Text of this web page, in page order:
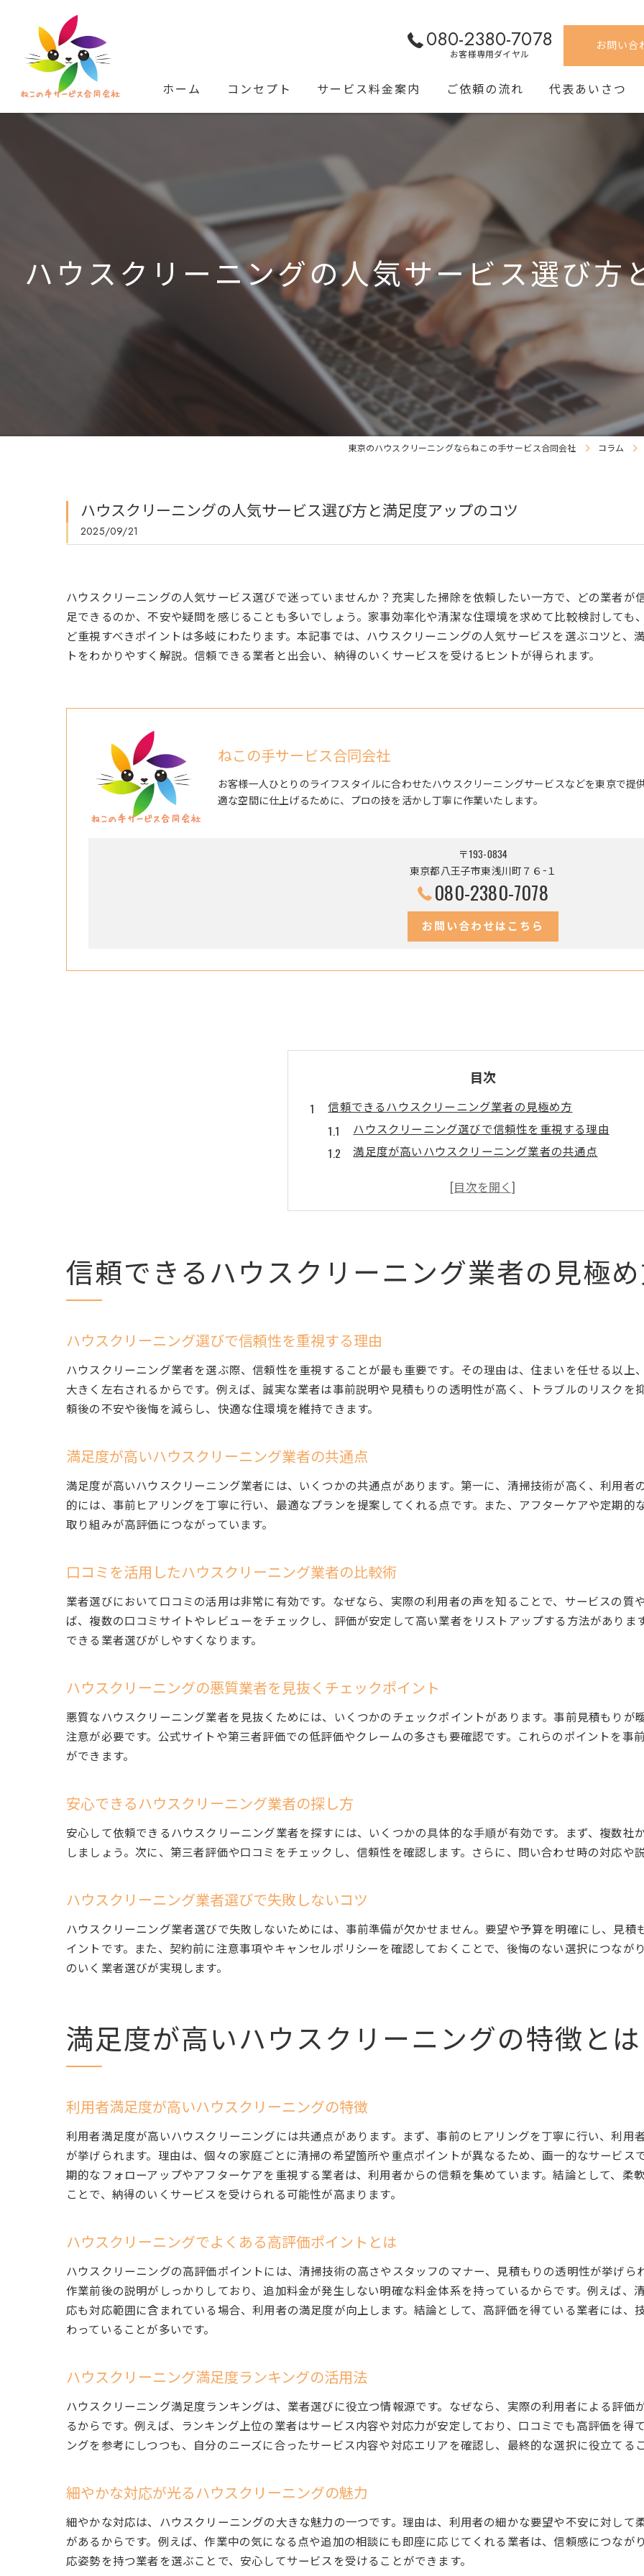
080-2380-7078
お客様専用ダイヤル
お問い合
ホーム コンセプト サービス料金案内 ご依頼の流れ 代表あいさつ
ハウスクリーニングの人気サービス選び方
東京のハウスクリーニングならねこの手サービス合同会社 コラム
ハウスクリーニングの人気サービス選び方と満足度アップのコツ
2025/09/21
ハウスクリーニングの人気サービス選びで迷っていませんか？充実した掃除を依頼したい一方で、どの業者
足できるのか、不安や疑問を感じることも多いでしょう。家事効率化や清潔な住環境を求めて比較検討して
ど重視すべきポイントは多岐にわたります。本記事では、ハウスクリーニングの人気サービスを選ぶコツと、
トをわかりやすく解説。信頼できる業者と出会い、納得のいくサービスを受けるヒントが得られます。
ねこの手サービス合同会社
お客様一人ひとりのライフスタイルに合わせたハウスクリーニングサービスなどを東京で
適な空間に仕上げるために、プロの技を活かし丁寧に作業いたします。
〒193-0834
東京都八王子市東浅川町７６−１
080-2380-7078
お問い合わせはこちら
目次
信頼できるハウスクリーニング業者の見極め方
ハウスクリーニング選びで信頼性を重視する理由
満足度が高いハウスクリーニング業者の共通点
ハウスクリーニングの悪質業者を見抜くチェックポイ
満足度が高いハウスクリーニングの特徴とは
利用者満足度が高いハウスクリーニングの特徴
細やかな対応が光るハウスクリーニングの魅力
ハウスクリーニングで得られる安心感と利便性
満足度アップに欠かせないサポート体制
評判重視で選ぶハウスクリーニングのコツ
口コミランキングを参考にしたハウスクリーニング選び
ハウスクリーニングの実際の利用者レビュー活用法
お掃除業者ランキングで比較するポイント
ハウスクリーニング業者一覧と選び方ガイド
ハウスクリーニング業者一覧で比較検討するコツ
業者の特徴から見るハウスクリーニングの選び方
納得できるハウスクリーニング業者選定の流れ
ハウスクリーニング選びで満足度を高める秘訣
コスパ重視のハウスクリーニング依頼ポイント
コスパの良いハウスクリーニング業者の見極め方
ハウスクリーニング満足度ランキングの見方
ランキング上位のハウスクリーニング業者の傾向
お掃除業者ランキングを依頼先選びに活かす方法
トラブル回避に役立つハウスクリーニング知識
契約前に確認したいハウスクリーニングの注意点
損害保険の有無で安心できるハウスクリーニング
ハウスクリーニング依頼時のトラブル防止策
安心して任せるためのハウスクリーニング知識
後悔しないハウスクリーニングサービス選び
ハウスクリーニングで満足するための事前準備
失敗しないためのハウスクリーニング比較方法
ハウスクリーニング満足度アップのコツとは
納得できるハウスクリーニング選びの流れ
信頼できるハウスクリーニング業者の見極
ハウスクリーニング選びで信頼性を重視する理由
ハウスクリーニング業者を選ぶ際、信頼性を重視することが最も重要です。その理由は、住まいを任せる以
大きく左右されるからです。例えば、誠実な業者は事前説明や見積もりの透明性が高く、トラブルのリスクを
頼後の不安や後悔を減らし、快適な住環境を維持できます。
満足度が高いハウスクリーニング業者の共通点
満足度が高いハウスクリーニング業者には、いくつかの共通点があります。第一に、清掃技術が高く、利用者
的には、事前ヒアリングを丁寧に行い、最適なプランを提案してくれる点です。また、アフターケアや定期
取り組みが高評価につながっています。
口コミを活用したハウスクリーニング業者の比較術
業者選びにおいて口コミの活用は非常に有効です。なぜなら、実際の利用者の声を知ることで、サービスの質
ば、複数の口コミサイトやレビューをチェックし、評価が安定して高い業者をリストアップする方法があり
できる業者選びがしやすくなります。
ハウスクリーニングの悪質業者を見抜くチェックポイント
悪質なハウスクリーニング業者を見抜くためには、いくつかのチェックポイントがあります。事前見積もり
注意が必要です。公式サイトや第三者評価での低評価やクレームの多さも要確認です。これらのポイントを事
ができます。
安心できるハウスクリーニング業者の探し方
安心して依頼できるハウスクリーニング業者を探すには、いくつかの具体的な手順が有効です。まず、複数社
しましょう。次に、第三者評価や口コミをチェックし、信頼性を確認します。さらに、問い合わせ時の対応や
ハウスクリーニング業者選びで失敗しないコツ
ハウスクリーニング業者選びで失敗しないためには、事前準備が欠かせません。要望や予算を明確にし、見
イントです。また、契約前に注意事項やキャンセルポリシーを確認しておくことで、後悔のない選択につなが
のいく業者選びが実現します。
満足度が高いハウスクリーニングの特徴とは
利用者満足度が高いハウスクリーニングの特徴
利用者満足度が高いハウスクリーニングには共通点があります。まず、事前のヒアリングを丁寧に行い、利
が挙げられます。理由は、個々の家庭ごとに清掃の希望箇所や重点ポイントが異なるため、画一的なサービス
期的なフォローアップやアフターケアを重視する業者は、利用者からの信頼を集めています。結論として、柔
ことで、納得のいくサービスを受けられる可能性が高まります。
ハウスクリーニングでよくある高評価ポイントとは
ハウスクリーニングの高評価ポイントには、清掃技術の高さやスタッフのマナー、見積もりの透明性が挙げ
作業前後の説明がしっかりしており、追加料金が発生しない明確な料金体系を持っているからです。例えば、
応も対応範囲に含まれている場合、利用者の満足度が向上します。結論として、高評価を得ている業者には
わっていることが多いです。
ハウスクリーニング満足度ランキングの活用法
ハウスクリーニング満足度ランキングは、業者選びに役立つ情報源です。なぜなら、実際の利用者による評
るからです。例えば、ランキング上位の業者はサービス内容や対応力が安定しており、口コミでも高評価を得
ングを参考にしつつも、自分のニーズに合ったサービス内容や対応エリアを確認し、最終的な選択に役立てる
細やかな対応が光るハウスクリーニングの魅力
細やかな対応は、ハウスクリーニングの大きな魅力の一つです。理由は、利用者の細かな要望や不安に対し
があるからです。例えば、作業中の気になる点や追加の相談にも即座に応じてくれる業者は、信頼感につなが
応姿勢を持つ業者を選ぶことで、安心してサービスを受けることができます。